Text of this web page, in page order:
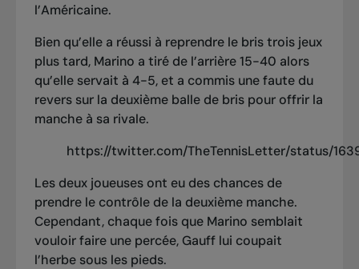
l’Américaine.
Bien qu’elle a réussi à reprendre le bris trois jeux
plus tard, Marino a tiré de l’arrière 15-40 alors
qu’elle servait à 4-5, et a commis une faute du
revers sur la deuxième balle de bris pour offrir la
manche à sa rivale.
https://twitter.com/TheTennisLetter/status/
Les deux joueuses ont eu des chances de
prendre le contrôle de la deuxième manche.
Cependant, chaque fois que Marino semblait
vouloir faire une percée, Gauff lui coupait
l’herbe sous les pieds.